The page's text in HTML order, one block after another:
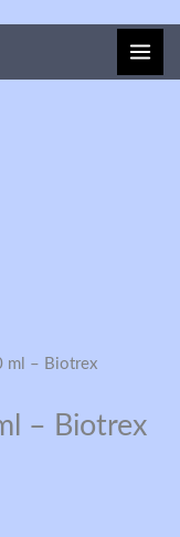
ml – Biotrex
– Biotrex